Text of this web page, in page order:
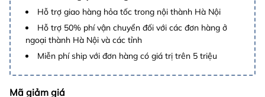
Hỗ trợ giao hàng hỏa tốc trong nội thành Hà Nội
Hỗ trợ 50% phí vận chuyển đối với các đơn hàng ở
ngoại thành Hà Nội và các tỉnh
Miễn phí ship với đơn hàng có giá trị trên 5 triệu
Mã giảm giá